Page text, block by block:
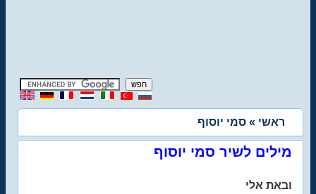
ראשי » סמי יוסוף
מילים לשיר סמי יוסוף
ובאת אלי